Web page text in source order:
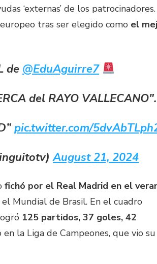
‘externas’ de los
tras ser elegido como el
de @EduAguirre7
del RAYO VALLECANO".
pic.twitter.com/
August 21, 2024
fichó por el Real Madrid en el
Mundial de Brasil. En el cuadro
125 partidos, 37 goles, 42
la Liga de Campeones, que vio su